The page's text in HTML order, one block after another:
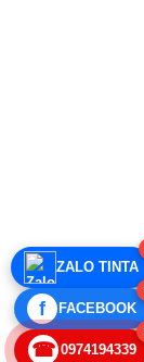
ZALO TINTA
f FACEBOOK
☎ 0974194339